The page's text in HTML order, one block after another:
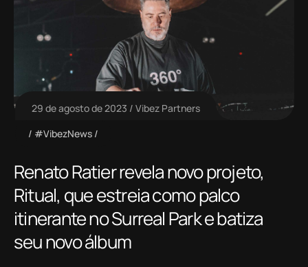
29 de agosto de 2023
Vibez Partners
#VibezNews
Renato Ratier revela novo projeto,
Ritual, que estreia como palco
itinerante no Surreal Park e batiza
seu novo álbum